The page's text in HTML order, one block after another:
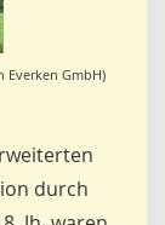
Everken GmbH)
durch